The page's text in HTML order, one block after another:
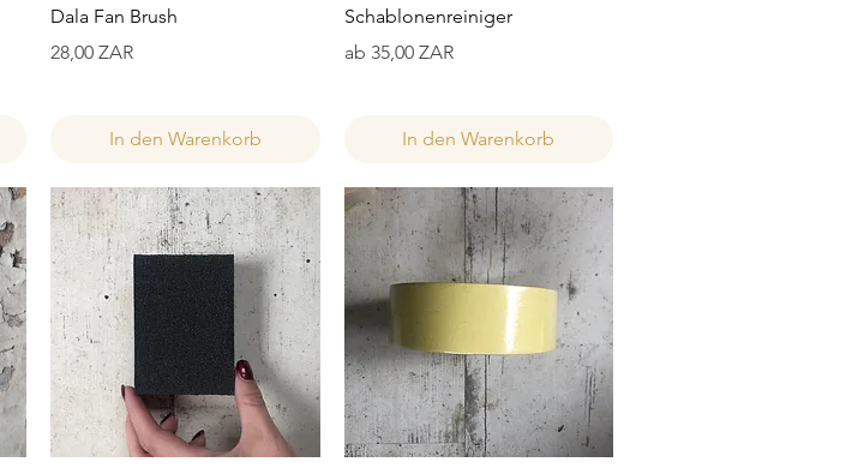
Schnellansicht
Dala Fan Brush
Preis
28,00 ZAR
In den Warenkorb
Schnellansicht
Schablonenreiniger
ab 35,00 ZAR
Sale-Preis
In den Warenkorb